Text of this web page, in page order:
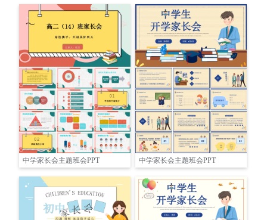
中学家长会主题班会PPT 中学家长会主题班会PPT